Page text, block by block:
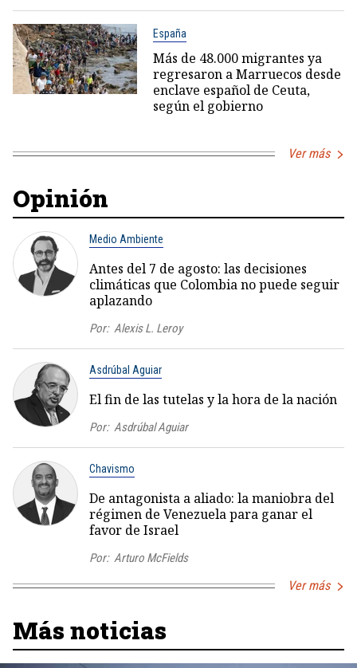
España
Más de 48.000 migrantes ya
regresaron a Marruecos desde
enclave español de Ceuta,
según el gobierno
Ver más
Opinión
Medio Ambiente
Antes del 7 de agosto: las decisiones
climáticas que Colombia no puede seguir
aplazando
Por: Alexis L. Leroy
Asdrúbal Aguiar
El fin de las tutelas y la hora de la nación
Por: Asdrúbal Aguiar
Chavismo
De antagonista a aliado: la maniobra del
régimen de Venezuela para ganar el
favor de Israel
Por: Arturo McFields
Ver más
Más noticias